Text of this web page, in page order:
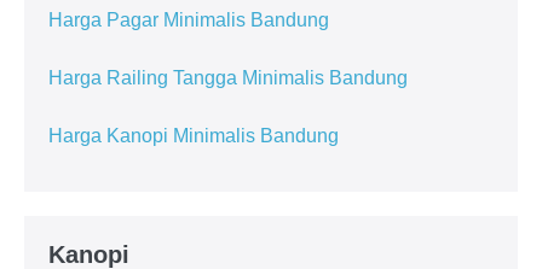
Harga Pagar Minimalis Bandung
Harga Railing Tangga Minimalis Bandung
Harga Kanopi Minimalis Bandung
Kanopi